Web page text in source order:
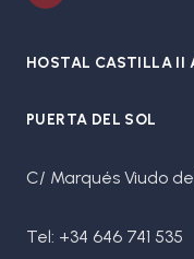
HOSTAL CASTILLA II
PUERTA DEL SOL
C/ Marqués Viudo
Tel: +34 646 741 535